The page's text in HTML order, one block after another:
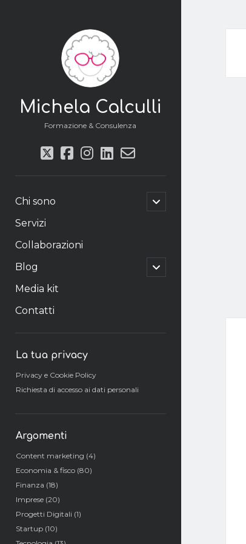
Michela Calculli
Formazione & Consulenza
twitter
facebook
instagram
linkedin
email-
Chi sono
apri
il
Servizi
Collaborazioni
Blog
apri
il
Media kit
Contatti
laterale
La tua privacy
Privacy e Cookie Policy
Richiesta di accesso ai dati personali
Argomenti
Content marketing (4)
Economia & fisco(80)
Finanza (18)
Imprese(20)
Progetti Digitali (1)
Startup(10)